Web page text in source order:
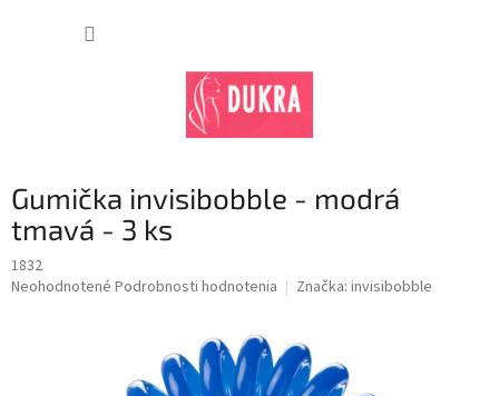
Gumička invisibobble - modrá
tmavá - 3 ks
1832
Priemerné
Neohodnotené Podrobnosti hodnotenia Značka: invisibobble